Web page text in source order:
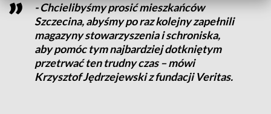
- Chcielibyśmy prosić mieszkańców
Szczecina, abyśmy po raz kolejny zapełnili
magazyny stowarzyszenia i schroniska,
aby pomóc tym najbardziej dotkniętym
przetrwać ten trudny czas – mówi
Krzysztof Jędrzejewski z fundacji Veritas.